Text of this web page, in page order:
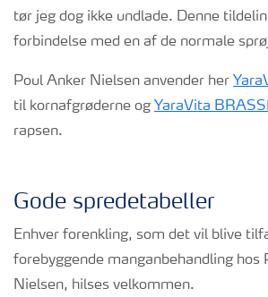
tør jeg dog ikke undlade. Denne
forbindelse med en af de normale
Poul Anker Nielsen anvender her
til kornafgrøderne og YaraVita
rapsen.
Gode spredetabeller
Enhver forenkling, som det vil blive
forebyggende manganbehandling hos
Nielsen, hilses velkommen.